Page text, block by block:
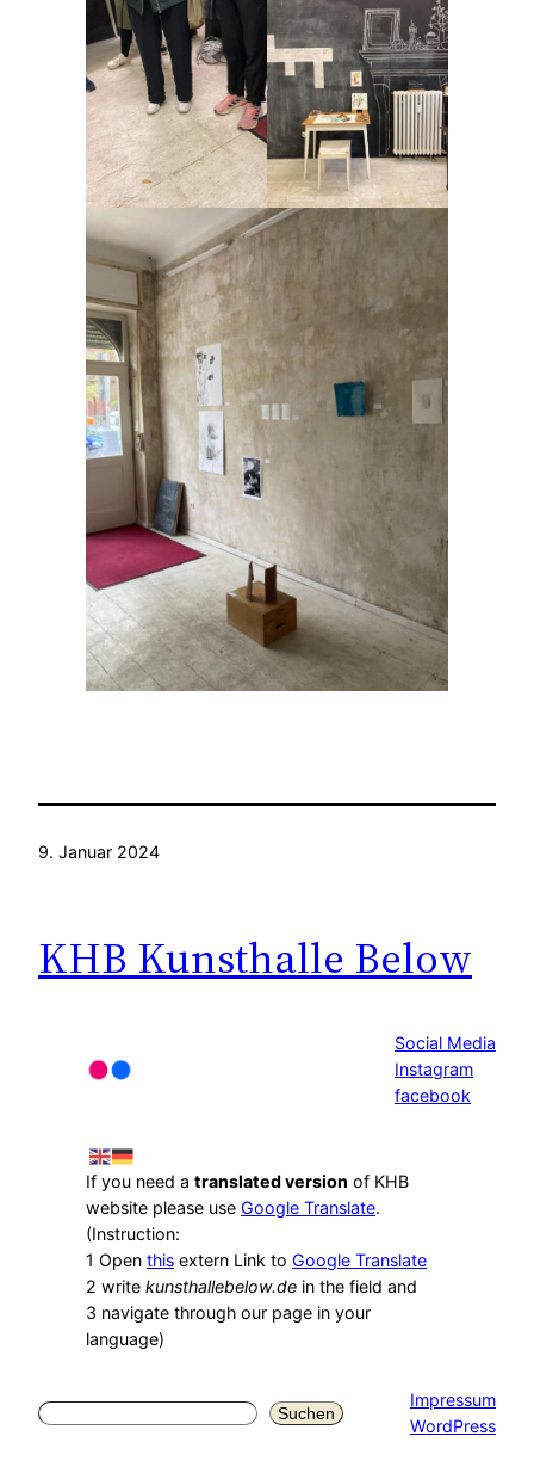
9. Januar 2024
KHB Kunsthalle Below
Social Media
Instagram
facebook
If you need a translated version of KHB
website please use Google Translate.
(Instruction:
1 Open this extern Link to Google Translate
2 write kunsthallebelow.de in the field and
3 navigate through our page in your
language)
Suchen Suchen
Impressum
WordPress